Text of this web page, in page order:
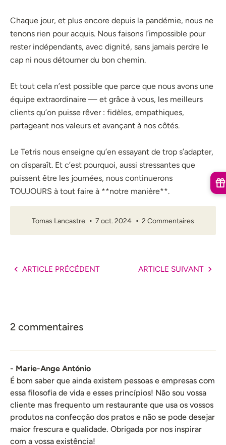
Chaque jour, et plus encore depuis la pandémie, nous ne
tenons rien pour acquis. Nous faisons l’impossible pour
rester indépendants, avec dignité, sans jamais perdre le
cap ni nous détourner du bon chemin.
Et tout cela n’est possible que parce que nous avons une
équipe extraordinaire — et grâce à vous, les meilleurs
clients qu’on puisse rêver : fidèles, empathiques,
partageant nos valeurs et avançant à nos côtés.
Le Tetris nous enseigne qu’en essayant de trop s’adapter,
on disparaît. Et c’est pourquoi, aussi stressantes que
puissent être les journées, nous continuerons
TOUJOURS à tout faire à **notre manière**.
Tomas Lancastre 7 oct. 2024 2 Commentaires
ARTICLE PRÉCÉDENT ARTICLE SUIVANT
2 commentaires
- Marie-Ange António
É bom saber que ainda existem pessoas e empresas com
essa filosofia de vida e esses princípios! Não sou vossa
cliente mas frequento um restaurante que usa os vossos
produtos na confecção dos pratos e não se pode desejar
maior frescura e qualidade. Obrigada por nos inspirar
com a vossa existência!